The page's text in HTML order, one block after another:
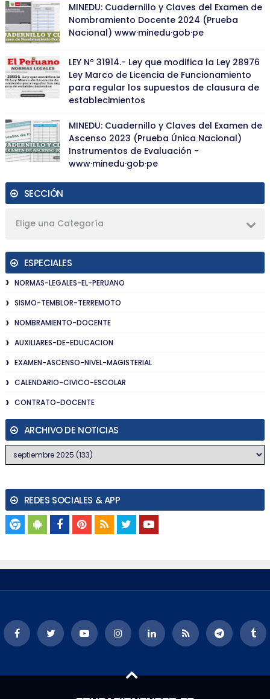
MINEDU: Cuadernillo y Claves del Examen de
Nombramiento Docente 2024 (Prueba
Nacional) www·minedu·gob·pe
LEY Nº 31914.- Ley que modifica la Ley 28976
Ley Marco de Licencia de Funcionamiento
para regular los supuestos de clausura de
establecimientos
MINEDU: Cuadernillo y Claves del Examen de
Ascenso 2023 (Prueba Única Nacional)
Instrumentos de Evaluación -
www·minedu·gob·pe
SECCIÓN
Elige una Categoría
ESPECIALES
NORMAS-LEGALES-EL-PERUANO
SISMO-TEMBLOR-TERREMOTO
NOMBRAMIENTO-DOCENTE
AUXILIARES-DE-EDUCACION
EXAMEN-ASCENSO-NIVEL-MAGISTERIAL
CALENDARIO-CIVICO-ESCOLAR
CONTRATO-DOCENTE
ARCHIVO DE NOTICIAS
REDES SOCIALES & APP